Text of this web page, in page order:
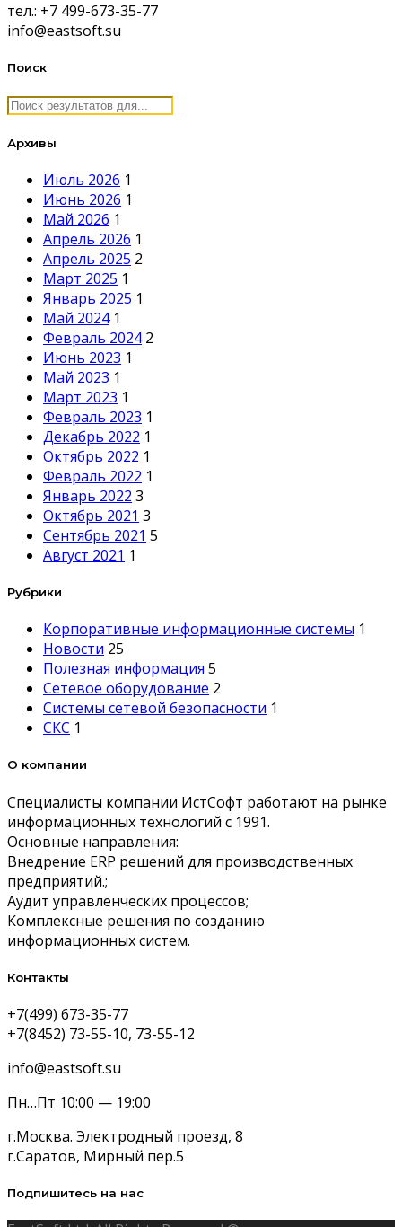
тел.: +7 499-673-35-77
info@eastsoft.su
Поиск
Архивы
Июль 2026 1
Июнь 2026 1
Май 2026 1
Апрель 2026 1
Апрель 2025 2
Март 2025 1
Январь 2025 1
Май 2024 1
Февраль 2024 2
Июнь 2023 1
Май 2023 1
Март 2023 1
Февраль 2023 1
Декабрь 2022 1
Октябрь 2022 1
Февраль 2022 1
Январь 2022 3
Октябрь 2021 3
Сентябрь 2021 5
Август 2021 1
Рубрики
Корпоративные информационные системы 1
Новости 25
Полезная информация 5
Сетевое оборудование 2
Системы сетевой безопасности 1
СКС 1
О компании
Специалисты компании ИстСофт работают на рынке
информационных технологий с 1991.
Основные направления:
Внедрение ERP решений для производственных
предприятий.;
Аудит управленческих процессов;
Комплексные решения по созданию
информационных систем.
Контакты
+7(499) 673-35-77
+7(8452) 73-55-10, 73-55-12
info@eastsoft.su
Пн…Пт 10:00 — 19:00
г.Москва. Электродный проезд, 8
г.Саратов, Мирный пер.5
Подпишитесь на нас